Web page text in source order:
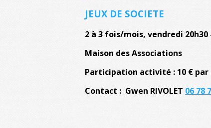
JEUX DE SOCIETE
2 à 3 fois/mois, vendredi
Maison des Associations
Participation activité : 10 € par
Contact : Gwen RIVOLET 06 78